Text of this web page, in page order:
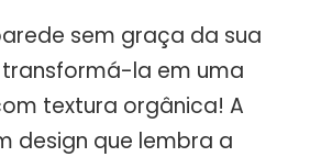
sem graça da sua
la em uma
textura orgânica! A
design que lembra a